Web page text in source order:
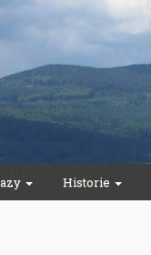
Historie